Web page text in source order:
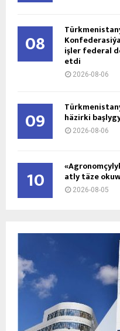
08 işler federal
etdi
2026-08-06
09 häzirki
2026-08-06
10 atly täze
2026-08-05